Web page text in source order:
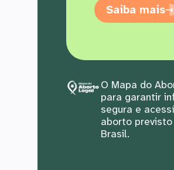
Saiba mais
O Mapa do
para garantir
segura e
aborto
Brasil.